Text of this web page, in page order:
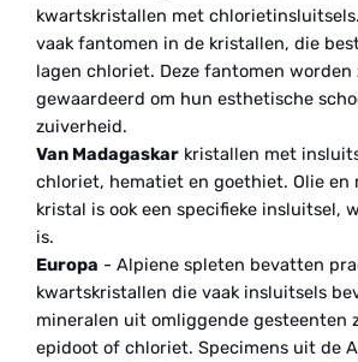
kwartskristallen met
vaak fantomen in de kristallen, die
lagen chloriet. Deze fantomen worden
gewaardeerd om hun esthetische
zuiverheid.
Van Madagaskar kristallen met
chloriet, hematiet en goethiet. Olie en
kristal is ook een specifieke insluitsel,
is.
Europa - Alpiene spleten bevatten
kwartskristallen die vaak insluitsels
mineralen uit omliggende gesteenten
epidoot of chloriet. Specimens uit de